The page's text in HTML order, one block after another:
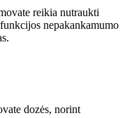
reikia nutraukti
nepakankamumo
dozės, norint